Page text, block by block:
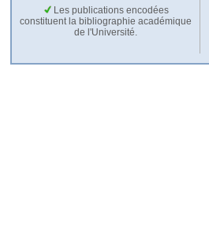
Les publications encodées
constituent la bibliographie académique
de l'Université.